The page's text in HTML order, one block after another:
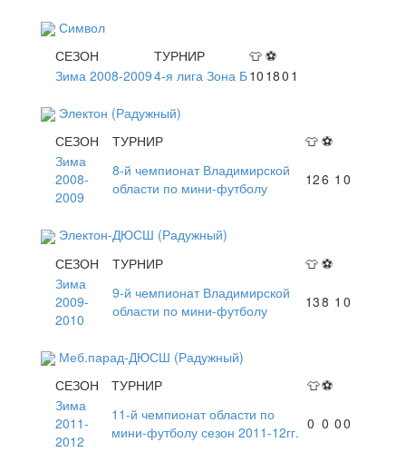
Символ
СЕЗОН
ТУРНИР 👕 ⚽
Зима 2008-20094-я лига Зона Б10 180 1
Электон (Радужный)
СЕЗОН
ТУРНИР 👕 ⚽
Зима
2008-
2009
8-й чемпионат Владимирской
области по мини-футболу
126 1 0
Электон-ДЮСШ (Радужный)
СЕЗОН
ТУРНИР 👕 ⚽
Зима
2009-
2010
9-й чемпионат Владимирской
области по мини-футболу
138 1 0
Меб.парад-ДЮСШ (Радужный)
СЕЗОН
ТУРНИР 👕⚽
Зима
2011-
2012
11-й чемпионат области по
мини-футболу сезон 2011-12гг. 0 0 00